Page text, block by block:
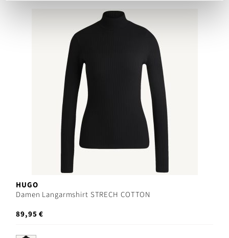
HUGO
Damen Langarmshirt STRECH COTTON
89,95 €